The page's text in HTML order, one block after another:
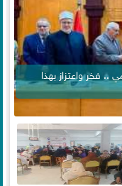
.. فخر واعتزاز بهذا